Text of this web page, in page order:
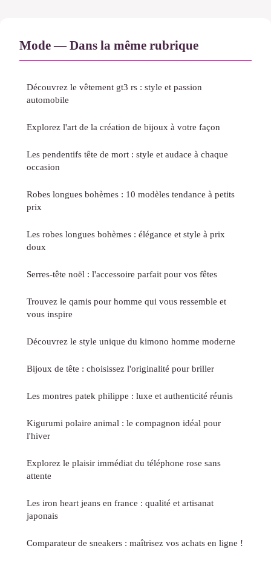
Mode — Dans la même rubrique
Découvrez le vêtement gt3 rs : style et passion
automobile
Explorez l'art de la création de bijoux à votre façon
Les pendentifs tête de mort : style et audace à chaque
occasion
Robes longues bohèmes : 10 modèles tendance à petits
prix
Les robes longues bohèmes : élégance et style à prix
doux
Serres-tête noël : l'accessoire parfait pour vos fêtes
Trouvez le qamis pour homme qui vous ressemble et
vous inspire
Découvrez le style unique du kimono homme moderne
Bijoux de tête : choisissez l'originalité pour briller
Les montres patek philippe : luxe et authenticité réunis
Kigurumi polaire animal : le compagnon idéal pour
l'hiver
Explorez le plaisir immédiat du téléphone rose sans
attente
Les iron heart jeans en france : qualité et artisanat
japonais
Comparateur de sneakers : maîtrisez vos achats en ligne !